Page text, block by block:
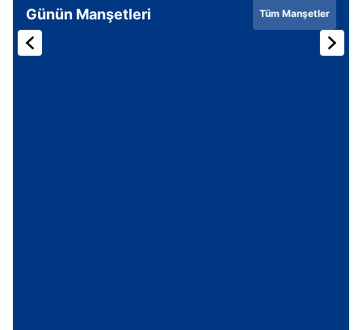
Günün Manşetleri Tüm Manşetler